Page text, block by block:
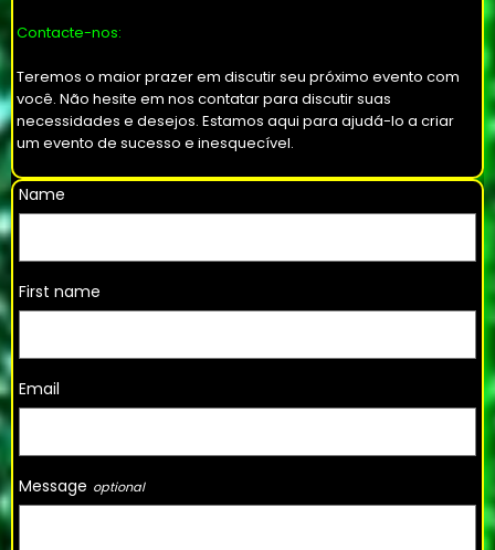
Contacte-nos:
Teremos o maior prazer em discutir seu próximo evento com
você. Não hesite em nos contatar para discutir suas
necessidades e desejos. Estamos aqui para ajudá-lo a criar
um evento de sucesso e inesquecível.
Name
First name
Email
Message